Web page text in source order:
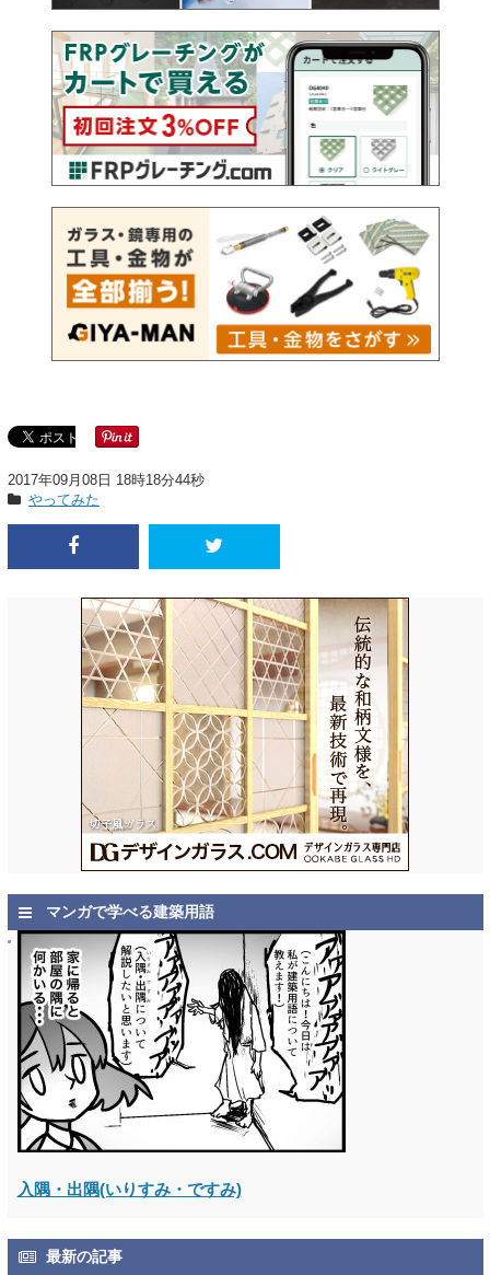
2017年09月08日 18時18分44秒
やってみた
マンガで学べる建築用語
入隅・出隅(いりすみ・ですみ)
最新の記事